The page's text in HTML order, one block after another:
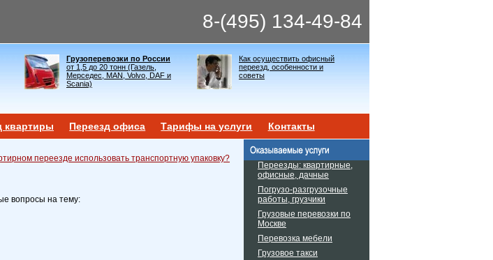
8-(495) 134-49-84
Грузоперевозки по России
от 1,5 до 20 тонн (Газель,
Мерседес, MAN, Volvo, DAF и
Scania)
Как осуществить офисный
переезд, особенности и
советы
квартиры Переезд офиса Тарифы на услуги Контакты
переезде использовать транспортную упаковку?
вопросы на тему:
Переезды: квартирные,
офисные, дачные
Погрузо-разгрузочные
работы, грузчики
Грузовые перевозки по
Москве
Перевозка мебели
Грузовое такси